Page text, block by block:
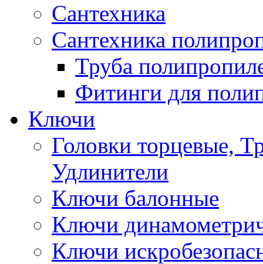
Сантехника
Сантехника
Труба
Фитинги для
Ключи
Головки торцевые,
Удлинители
Ключи балонные
Ключи
Ключи